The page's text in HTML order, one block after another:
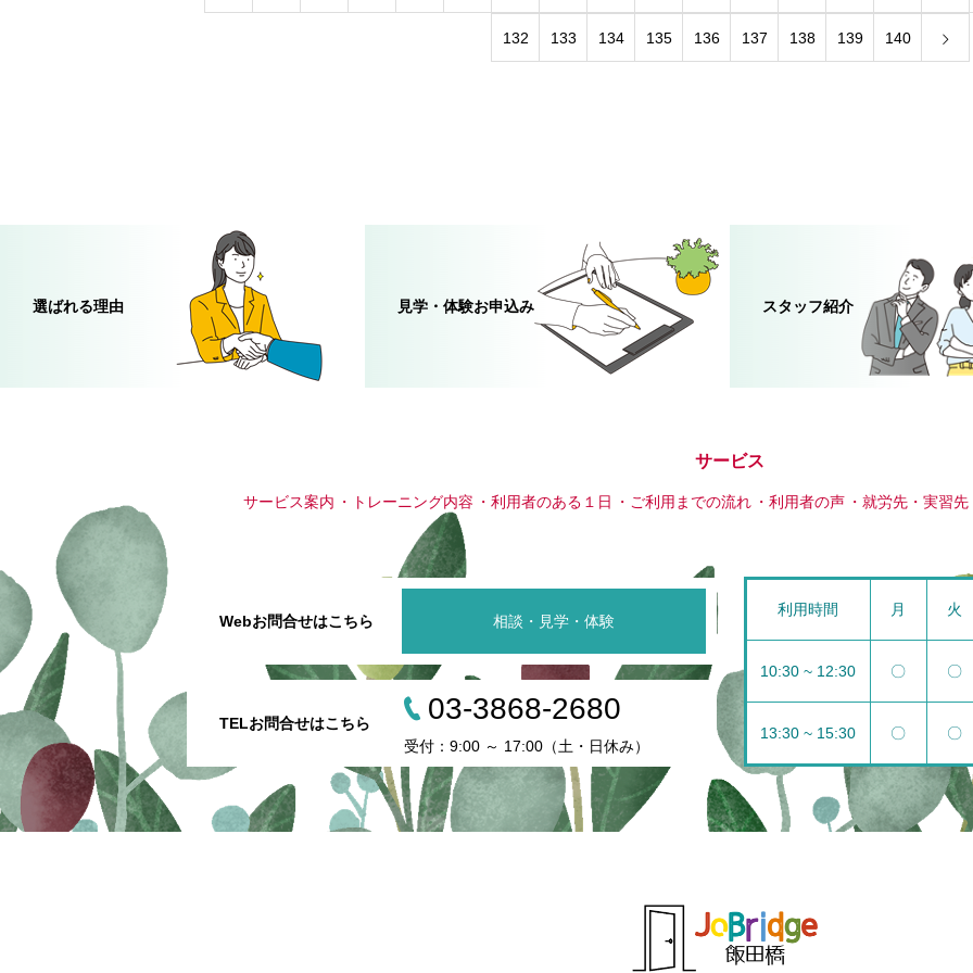
132 133 134 135 136 137 138 139 140
選ばれる理由 見学・体験お申込み スタッフ紹介
サービス
サービス案内 トレーニング内容 利用者のある１日 ご利用までの流れ 利用者の声 就労先・実習先
Webお問合せはこちら 相談・見学・体験
TELお問合せはこちら 03-3868-2680
受付：9:00 ～ 17:00（土・日休み）
利用時間 月 火
10:30 ~ 12:30 〇 〇
13:30 ~ 15:30 〇 〇